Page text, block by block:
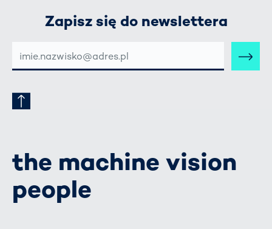
Zapisz się do newslettera
MAIL-
ADRESSE
the machine vision
people